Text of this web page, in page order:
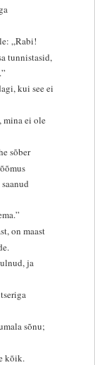
„Rabi!
tunnistasid,
kui see ei
mina ei ole
sõber
on maast
ja
sõnu;
kõik.